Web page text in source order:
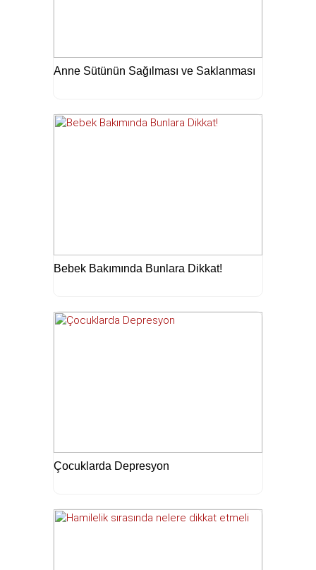
Anne Sütünün Sağılması ve Saklanması
Bebek Bakımında Bunlara Dikkat!
Çocuklarda Depresyon